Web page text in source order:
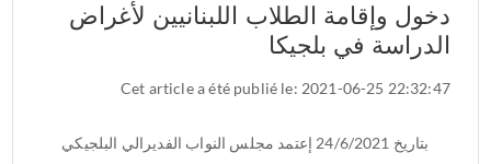
دخول وإقامة الطلاب اللبنانيين لأغراض
الدراسة في بلجيكا
Cet article a été publié le: 2021-06-25 22:32:47
بتاريخ 24/6/2021 إعتمد مجلس النواب الفديرالي البلجيكي